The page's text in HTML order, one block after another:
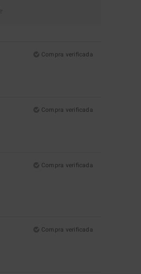
Compra verificada
Compra verificada
Compra verificada
Compra verificada